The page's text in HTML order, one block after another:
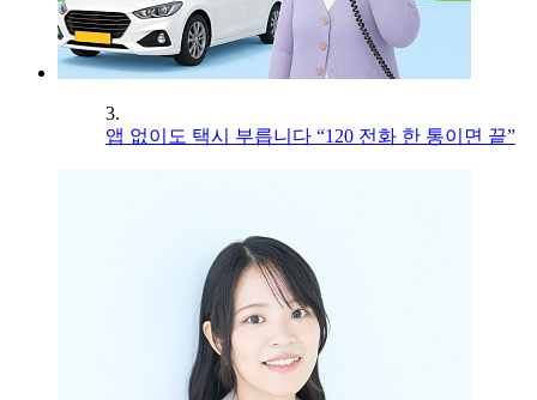
3.
앱 없이도 택시 부릅니다 “120 전화 한 통이면 끝”